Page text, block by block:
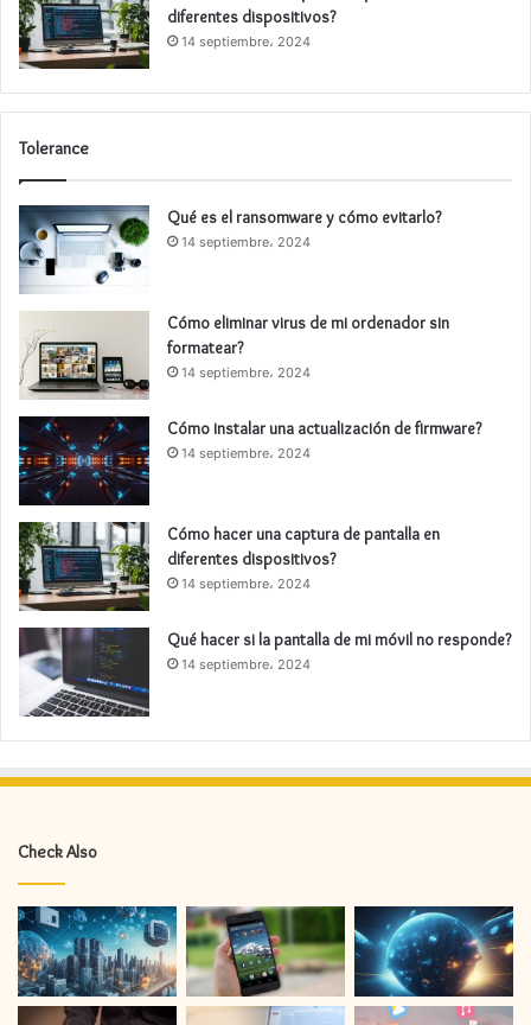
diferentes dispositivos?
14 septiembre، 2024
Tolerance
Qué es el ransomware y cómo evitarlo?
14 septiembre، 2024
Cómo eliminar virus de mi ordenador sin
formatear?
14 septiembre، 2024
Cómo instalar una actualización de firmware?
14 septiembre، 2024
Cómo hacer una captura de pantalla en
diferentes dispositivos?
14 septiembre، 2024
Qué hacer si la pantalla de mi móvil no responde?
14 septiembre، 2024
Check Also